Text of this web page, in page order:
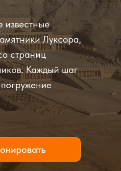
известные
Луксора,
страниц
Каждый шаг